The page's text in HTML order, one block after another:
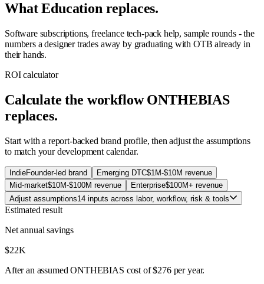
What Education replaces.
Software subscriptions, freelance tech-pack help, sample rounds - the
numbers a designer trades away by graduating with OTB already in
their hands.
ROI calculator
Calculate the workflow ONTHEBIAS
replaces.
Start with a report-backed brand profile, then adjust the assumptions
to match your development calendar.
IndieFounder-led brand Emerging DTC$1M-$10M revenue
Mid-market$10M-$100M revenue Enterprise$100M+ revenue
Adjust assumptions14 inputs across labor, workflow, risk & tools
Estimated result
Net annual savings
$22K
After an assumed ONTHEBIAS cost of$276per year.